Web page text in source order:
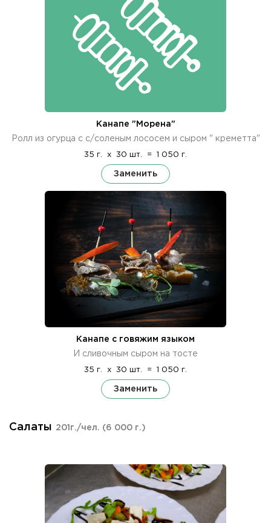
Канапе "Морена"
Ролл из огурца с с/соленым лососем и сыром " креметта"
35 г. x 30 шт. = 1 050 г.
Заменить
Канапе с говяжим языком
И сливочным сыром на тосте
35 г. x 30 шт. = 1 050 г.
Заменить
Салаты 201г./чел. (6 000 г.)